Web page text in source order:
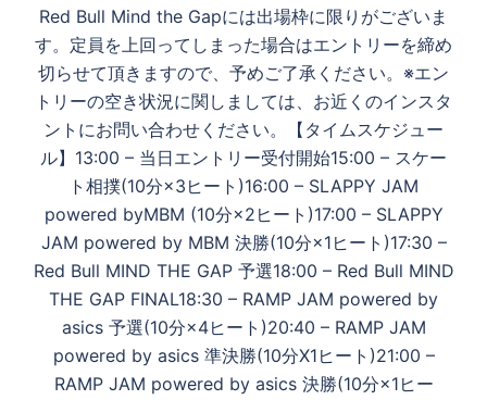
Red Bull Mind the Gapには出場枠に限りがございま
す。定員を上回ってしまった場合はエントリーを締め
切らせて頂きますので、予めご了承ください。※エン
トリーの空き状況に関しましては、お近くのインスタ
ントにお問い合わせください。【タイムスケジュー
ル】13:00 – 当日エントリー受付開始15:00 – スケー
ト相撲(10分×3ヒート)16:00 – SLAPPY JAM
powered byMBM (10分×2ヒート)17:00 – SLAPPY
JAM powered by MBM 決勝(10分×1ヒート)17:30 –
Red Bull MIND THE GAP 予選18:00 – Red Bull MIND
THE GAP FINAL18:30 – RAMP JAM powered by
asics 予選(10分×4ヒート)20:40 – RAMP JAM
powered by asics 準決勝(10分X1ヒート)21:00 –
RAMP JAM powered by asics 決勝(10分×1ヒー